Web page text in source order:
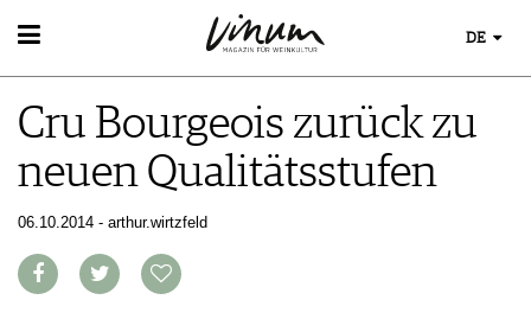
WEIN
WEINSUCHE
GUIDE WEINGÜTER
WINETRADECLUB
WEINE DES MONATS
TRINKREIFETABELLE
UNIQUE WINERIES
WEINWISSEN
WEINREGIONEN
WEINGESCHICHTE
WEINLAGERUNG
INFOGRAFIKEN
EVENTS
EVENTKALENDER
EVENT-BILDER
FOOD PAIRING TIPPS
FOOD PAIRING TABELLE
MAGAZIN
DE
Cru Bourgeois zurück zu
neuen Qualitätsstufen
06.10.2014 - arthur.wirtzfeld